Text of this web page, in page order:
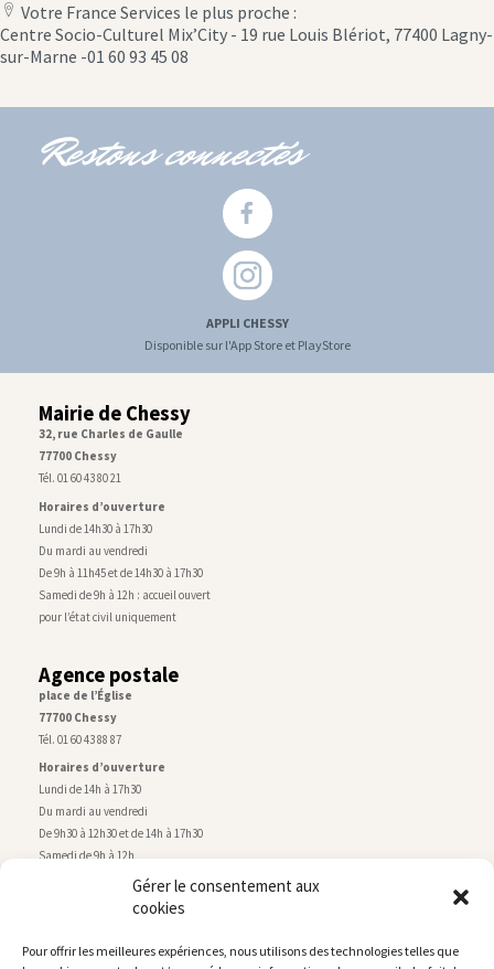
Gérer le consentement aux
cookies
Pour offrir les meilleures expériences, nous utilisons des technologies telles que
location
icon
Votre France Services le plus proche :
Centre Socio-Culturel Mix’City - 19 rue Louis Blériot, 77400 Lagny-
sur-Marne -01 60 93 45 08
Restons connectés
APPLI CHESSY
Disponible sur l'App Store et PlayStore
Mairie de Chessy
32, rue Charles de Gaulle
77700 Chessy
Tél. 01 60 43 80 21
Horaires d’ouverture
Lundi de 14h30 à 17h30
Du mardi au vendredi
De 9h à 11h45 et de 14h30 à 17h30
Samedi de 9h à 12h : accueil ouvert
pour l’état civil uniquement
Agence postale
place de l’Église
77700 Chessy
Tél. 01 60 43 88 87
Horaires d’ouverture
Lundi de 14h à 17h30
Du mardi au vendredi
De 9h30 à 12h30 et de 14h à 17h30
Samedi de 9h à 12h
Service technique
rue de Montry–77700 Chessy